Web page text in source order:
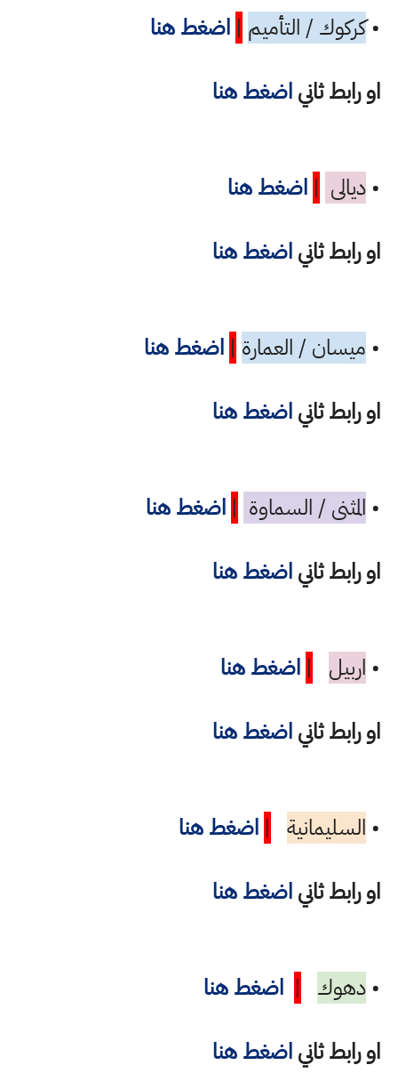
•كركوك / التأميم | اضغط هنا
او رابط ثانياضغط هنا
•ديالى | اضغط هنا
او رابط ثانياضغط هنا
• ميسان / العمارة | اضغط هنا
او رابط ثانياضغط هنا
• المثنى / السماوة | اضغط هنا
او رابط ثانياضغط هنا
• اربيل | اضغط هنا
او رابط ثانياضغط هنا
• السليمانية | اضغط هنا
او رابط ثانياضغط هنا
•دهوك | اضغط هنا
او رابط ثانياضغط هنا